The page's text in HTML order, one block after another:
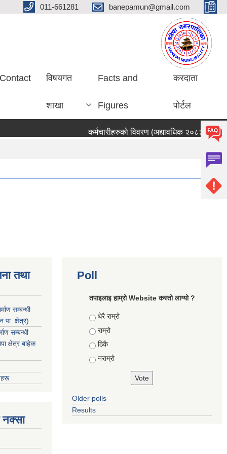
011-661281 banepamun@gmail.com
Contact विषयगत
शाखा
Facts and
Figures
करदाता
पोर्टल
कर्मचारीहरुको विवरण (अद्यावधिक २०८३ साउन
तथा
सम्बन्धी
क्षेत्र)
सम्बन्धी
क्षेत्र बाहेक
नक्सा
Poll
तपाइलाइ हाम्रो Website कस्तो लाग्यो ?
Choices
धेरै राम्रो
राम्रो
ठिकै
नराम्रो
Older polls
Results